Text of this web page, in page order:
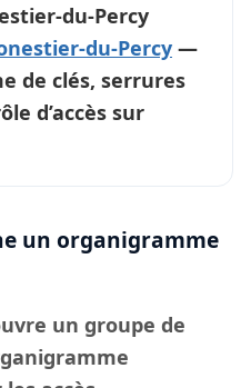
du-Percy
du-Percy —
de clés, serrures
d’accès sur
un organigramme
un groupe de